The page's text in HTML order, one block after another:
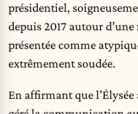
présidentiel,
depuis 2017 autour
présentée comme
extrêmement soudée.
En affirmant que